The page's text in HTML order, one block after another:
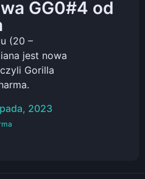
GG0#4 od
(20 –
jest nowa
Gorilla
2023